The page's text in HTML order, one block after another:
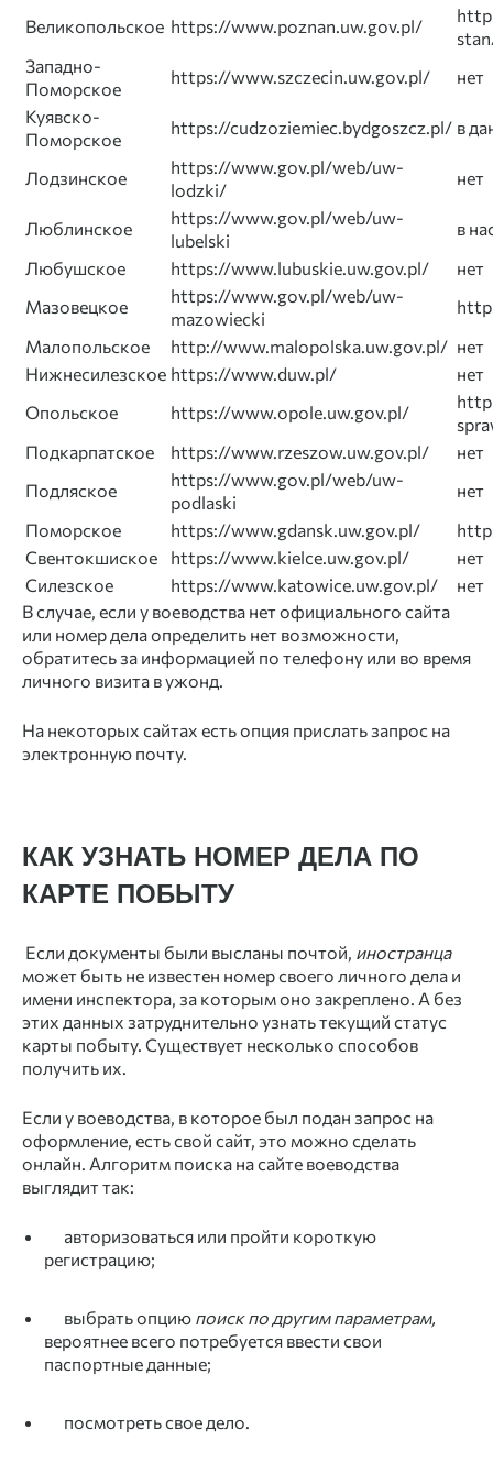
Великопольское https://www.poznan.uw.gov.pl/
Западно-
Поморское
https://www.szczecin.uw.gov.pl/
нет
Куявско-
Поморское
https://cudzoziemiec.bydgoszcz.pl/ в
Лодзинское
https://www.gov.pl/web/uw-
lodzki/
нет
Люблинское
https://www.gov.pl/web/uw-
lubelski
в
Любушское
https://www.lubuskie.uw.gov.pl/
нет
Мазовецкое
https://www.gov.pl/web/uw-
mazowiecki
Малопольское
http://www.malopolska.uw.gov.pl/ нет
Нижнесилезское https://www.duw.pl/
нет
Опольское
https://www.opole.uw.gov.pl/
Подкарпатское
https://www.rzeszow.uw.gov.pl/
нет
Подляское
https://www.gov.pl/web/uw-
podlaski
нет
Поморское
https://www.gdansk.uw.gov.pl/
Свентокшиское
https://www.kielce.uw.gov.pl/
нет
Силезское
https://www.katowice.uw.gov.pl/
нет
В случае, если у воеводства нет официального сайта
или номер дела определить нет возможности,
обратитесь за информацией по телефону или во время
личного визита в ужонд.
На некоторых сайтах есть опция прислать запрос на
электронную почту.
КАК УЗНАТЬ НОМЕР ДЕЛА ПО
КАРТЕ ПОБЫТУ
Если документы были высланы почтой, иностранца
может быть не известен номер своего личного дела и
имени инспектора, за которым оно закреплено. А без
этих данных затруднительно узнать текущий статус
карты побыту. Существует несколько способов
получить их.
Если у воеводства, в которое был подан запрос на
оформление, есть свой сайт, это можно сделать
онлайн. Алгоритм поиска на сайте воеводства
выглядит так:
авторизоваться или пройти короткую
регистрацию;
выбрать опцию поиск по другим параметрам,
вероятнее всего потребуется ввести свои
паспортные данные;
посмотреть свое дело.